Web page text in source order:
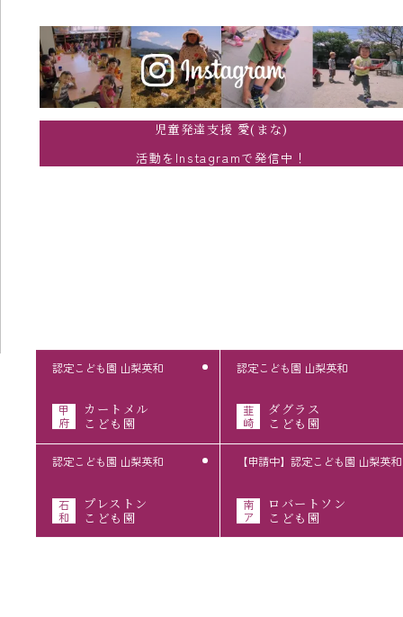
児童発達支援 愛(まな)
活動をInstagramで発信中！
甲
府
認定こども園 山梨英和
カートメル
こども園
韮
崎
認定こども園 山梨英和
ダグラス
こども園
石
和
認定こども園 山梨英和
プレストン
こども園
南
ア
【申請中】認定こども園 山梨英和
ロバートソン
こども園